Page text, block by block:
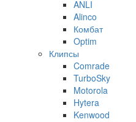
ANLI
Alinco
Комбат
Optim
Клипсы
Comrade
TurboSky
Motorola
Hytera
Kenwood